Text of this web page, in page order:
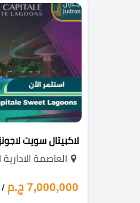
لاكبيتال سويت لاجونز
العاصمة الادارية
7,000,000 ج.م /